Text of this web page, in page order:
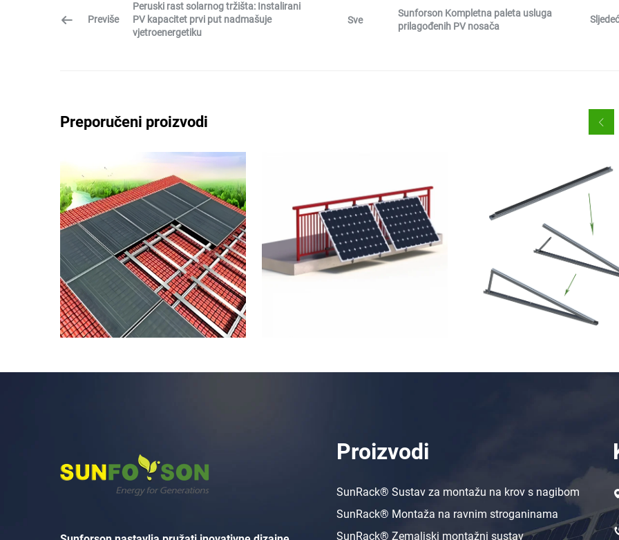
Previše
Peruski rast solarnog tržišta: Instalirani
PV kapacitet prvi put nadmašuje
vjetroenergetiku
Sve
Sunforson Kompletna paleta usluga
prilagođenih PV nosača
Preporučeni proizvodi
Proizvodi
SunRack® Sustav za montažu na krov s nagibom
SunRack® Montaža na ravnim stroganinama
SunRack® Zemaljski montažni sustav